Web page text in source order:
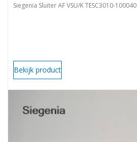
Siegenia Sluiter AF VSU/K TESC3010-100040
Bekijk product